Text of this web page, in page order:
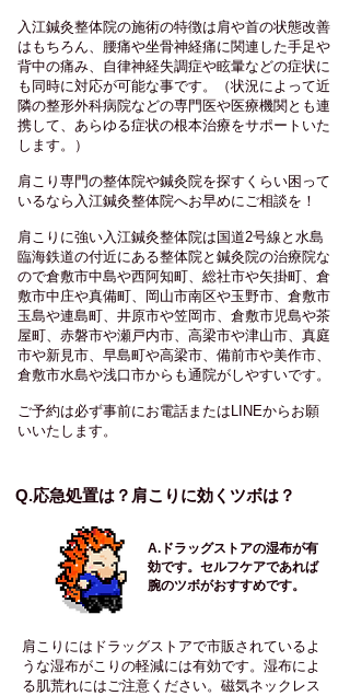
入江鍼灸整体院の施術の特徴は肩や首の状態改善
はもちろん、腰痛や坐骨神経痛に関連した手足や
背中の痛み、自律神経失調症や眩暈などの症状に
も同時に対応が可能な事です。（状況によって近
隣の整形外科病院などの専門医や医療機関とも連
携して、あらゆる症状の根本治療をサポートいた
します。）
肩こり専門の整体院や鍼灸院を探すくらい困って
いるなら入江鍼灸整体院へお早めにご相談を！
肩こりに強い入江鍼灸整体院は国道2号線と水島
臨海鉄道の付近にある整体院と鍼灸院の治療院な
ので倉敷市中島や西阿知町、総社市や矢掛町、倉
敷市中庄や真備町、岡山市南区や玉野市、倉敷市
玉島や連島町、井原市や笠岡市、倉敷市児島や茶
屋町、赤磐市や瀬戸内市、高梁市や津山市、真庭
市や新見市、早島町や高梁市、備前市や美作市、
倉敷市水島や浅口市からも通院がしやすいです。
​ご予約は必ず事前にお電話またはLINEからお願
いいたします。
Q.応急処置は？肩こりに効くツボは？
​A.ドラッグストアの湿布が有
効です。セルフケアであれば
腕のツボがおすすめです。
肩こりにはドラッグストアで市販されているよ
うな湿布がこりの軽減には有効です。湿布によ
る肌荒れにはご注意ください。磁気ネックレス